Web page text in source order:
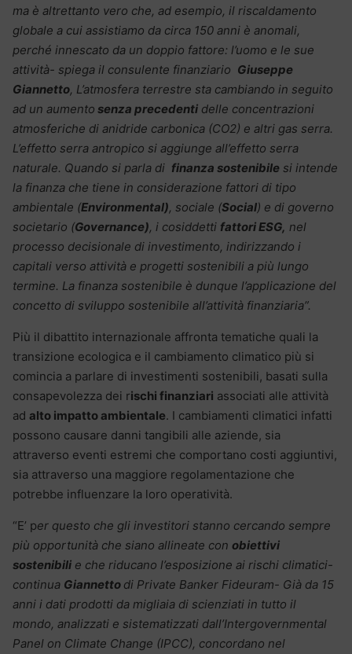
ma è altrettanto vero che, ad esempio, il riscaldamento
globale a cui assistiamo da circa 150 anni è anomali,
perché innescato da un doppio fattore: l’uomo e le sue
attività- spiega il consulente finanziario Giuseppe
Giannetto, L’atmosfera terrestre sta cambiando in seguito
ad un aumento senza precedenti delle concentrazioni
atmosferiche di anidride carbonica (CO2) e altri gas serra.
L’effetto serra antropico si aggiunge all’effetto serra
naturale. Quando si parla di finanza sostenibile si intende
la finanza che tiene in considerazione fattori di tipo
ambientale (Environmental), sociale (Social) e di governo
societario (Governance), i cosiddetti fattori ESG, nel
processo decisionale di investimento, indirizzando i
capitali verso attività e progetti sostenibili a più lungo
termine. La finanza sostenibile è dunque l’applicazione del
concetto di sviluppo sostenibile all’attività finanziaria”.
Più il dibattito internazionale affronta tematiche quali la
transizione ecologica e il cambiamento climatico più si
comincia a parlare di investimenti sostenibili, basati sulla
consapevolezza dei rischi finanziari associati alle attività
ad alto impatto ambientale. I cambiamenti climatici infatti
possono causare danni tangibili alle aziende, sia
attraverso eventi estremi che comportano costi aggiuntivi,
sia attraverso una maggiore regolamentazione che
potrebbe influenzare la loro operatività.
“E’ per questo che gli investitori stanno cercando sempre
più opportunità che siano allineate con obiettivi
sostenibili e che riducano l’esposizione ai rischi climatici-
continua Giannetto di Private Banker Fideuram- Già da 15
anni i dati prodotti da migliaia di scienziati in tutto il
mondo, analizzati e sistematizzati dall’Intergovernmental
Panel on Climate Change (IPCC), concordano nel